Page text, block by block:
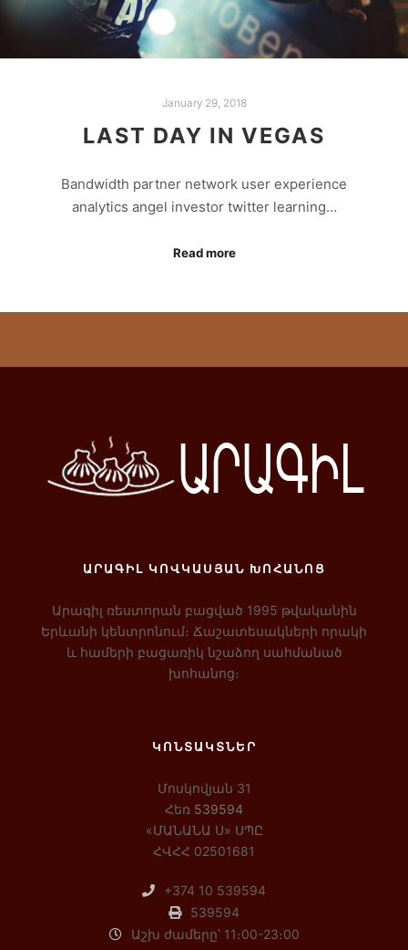
January 29, 2018
LAST DAY IN VEGAS
Bandwidth partner network user experience
analytics angel investor twitter learning…
Read more
ԱՐԱԳԻԼ ԿՈՎԿԱՍՅԱՆ ԽՈՀԱՆՈՑ
Արագիլ ռեստորան բացված 1995 թվականին
Երևանի կենտրոնում։ Ճաշատեսակների որակի
և համերի բացառիկ նշաձող սահմանած
խոհանոց։
ԿՈՆՏԱԿՏՆԵՐ
Մոսկովյան 31
Հեռ 539594
«ՄԱՆԱՆԱ Ս» ՍՊԸ
ՀՎՀՀ 02501681
+374 10 539594
539594
Աշխ ժամերը՝ 11։00-23։00